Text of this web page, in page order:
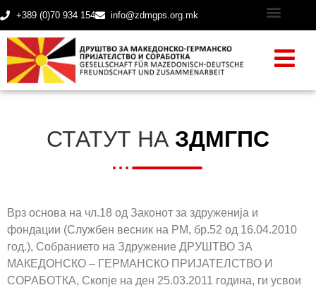
+389 (0)70 934 154 info@zdmgps.org.mk
СТАТУТ НА ЗДМГПС
Врз основа на чл.18 од Законот за здруженија и
фондации (Службен весник на РМ, бр.52 од 16.04.2010
год.), Собранието на Здружение ДРУШТВО ЗА
МАКЕДОНСКО – ГЕРМАНСКО ПРИЈАТЕЛСТВО И
СОРАБОТКА, Скопје на ден 25.03.2011 година, ги усвои